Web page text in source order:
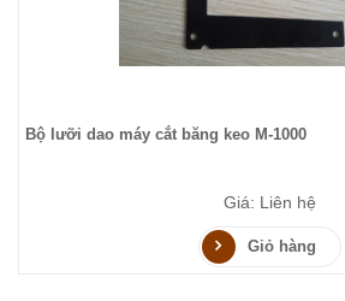
Bộ lưỡi dao máy cắt băng keo M-1000
Giá: Liên hệ
Giỏ hàng